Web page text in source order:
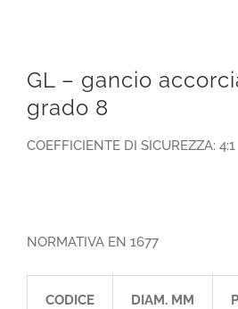
GL – gancio
grado 8
COEFFICIENTE DI SICUREZZA: 4:1
NORMATIVA EN 1677
CODICE DIAM. MM